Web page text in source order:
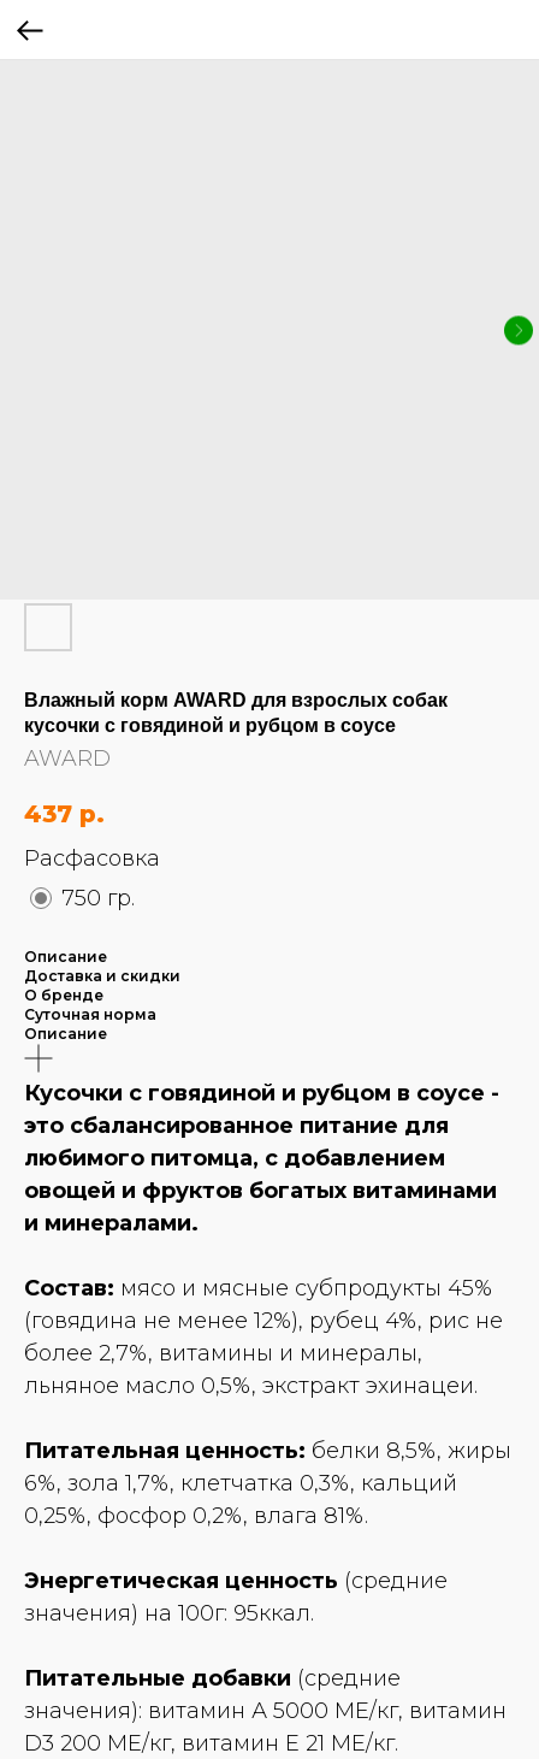
Влажный корм AWARD для взрослых собак
кусочки с говядиной и рубцом в соусе
AWARD
437 р.
Расфасовка
750 гр.
Описание
Доставка и скидки
О бренде
Суточная норма
Описание
Кусочки с говядиной и рубцом в соусе -
это сбалансированное питание для
любимого питомца, с добавлением
овощей и фруктов богатых витаминами
и минералами.
Состав: мясо и мясные субпродукты 45%
(говядина не менее 12%), рубец 4%, рис не
более 2,7%, витамины и минералы,
льняное масло 0,5%, экстракт эхинацеи.
Питательная ценность: белки 8,5%, жиры
6%, зола 1,7%, клетчатка 0,3%, кальций
0,25%, фосфор 0,2%, влага 81%.
Энергетическая ценность (средние
значения) на 100г: 95ккал.
Питательные добавки (средние
значения): витамин А 5000 МЕ/кг, витамин
D3 200 МЕ/кг, витамин Е 21 МЕ/кг.